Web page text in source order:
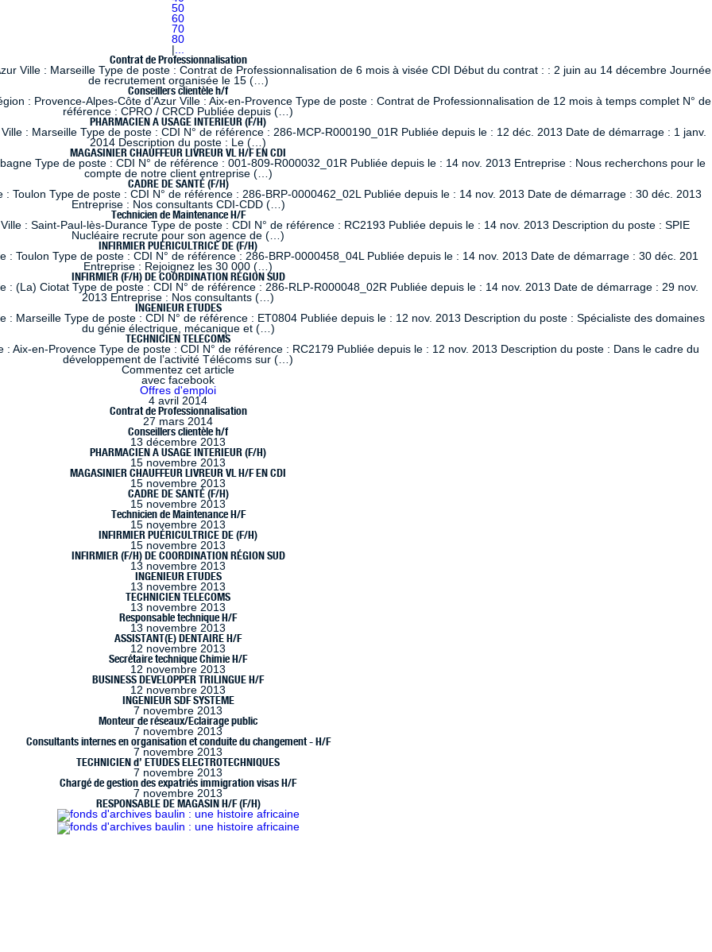
50
60
70
80
...
Contrat de Professionnalisation
Ville : Marseille Type de poste : Contrat de Professionnalisation de 6 mois à visée CDI Début du contrat : : 2 juin au 14 décembre Journée
de recrutement organisée le 15 (…)
Conseillers clientèle h/f
: Provence-Alpes-Côte d’Azur Ville : Aix-en-Provence Type de poste : Contrat de Professionnalisation de 12 mois à temps complet N° de
référence : CPRO / CRCD Publiée depuis (…)
PHARMACIEN A USAGE INTERIEUR (F/H)
: Marseille Type de poste : CDI N° de référence : 286-MCP-R000190_01R Publiée depuis le : 12 déc. 2013 Date de démarrage : 1 janv.
2014 Description du poste : Le (…)
MAGASINIER CHAUFFEUR LIVREUR VL H/F EN CDI
Type de poste : CDI N° de référence : 001-809-R000032_01R Publiée depuis le : 14 nov. 2013 Entreprise : Nous recherchons pour le
compte de notre client entreprise (…)
CADRE DE SANTÉ (F/H)
Toulon Type de poste : CDI N° de référence : 286-BRP-0000462_02L Publiée depuis le : 14 nov. 2013 Date de démarrage : 30 déc. 2013
Entreprise : Nos consultants CDI-CDD (…)
Technicien de Maintenance H/F
: Saint-Paul-lès-Durance Type de poste : CDI N° de référence : RC2193 Publiée depuis le : 14 nov. 2013 Description du poste : SPIE
Nucléaire recrute pour son agence de (…)
INFIRMIER PUÉRICULTRICE DE (F/H)
: Toulon Type de poste : CDI N° de référence : 286-BRP-0000458_04L Publiée depuis le : 14 nov. 2013 Date de démarrage : 30 déc. 201
Entreprise : Rejoignez les 30 000 (…)
INFIRMIER (F/H) DE COORDINATION RÉGION SUD
: (La) Ciotat Type de poste : CDI N° de référence : 286-RLP-R000048_02R Publiée depuis le : 14 nov. 2013 Date de démarrage : 29 nov.
2013 Entreprise : Nos consultants (…)
INGENIEUR ETUDES
: Marseille Type de poste : CDI N° de référence : ET0804 Publiée depuis le : 12 nov. 2013 Description du poste : Spécialiste des domaines
du génie électrique, mécanique et (…)
TECHNICIEN TELECOMS
Aix-en-Provence Type de poste : CDI N° de référence : RC2179 Publiée depuis le : 12 nov. 2013 Description du poste : Dans le cadre du
développement de l’activité Télécoms sur (…)
Commentez cet article
avec facebook
Offres d'emploi
4 avril 2014
Contrat de Professionnalisation
27 mars 2014
Conseillers clientèle h/f
13 décembre 2013
PHARMACIEN A USAGE INTERIEUR (F/H)
15 novembre 2013
MAGASINIER CHAUFFEUR LIVREUR VL H/F EN CDI
15 novembre 2013
CADRE DE SANTÉ (F/H)
15 novembre 2013
Technicien de Maintenance H/F
15 novembre 2013
INFIRMIER PUÉRICULTRICE DE (F/H)
15 novembre 2013
INFIRMIER (F/H) DE COORDINATION RÉGION SUD
13 novembre 2013
INGENIEUR ETUDES
13 novembre 2013
TECHNICIEN TELECOMS
13 novembre 2013
Responsable technique H/F
13 novembre 2013
ASSISTANT(E) DENTAIRE H/F
12 novembre 2013
Secrétaire technique Chimie H/F
12 novembre 2013
BUSINESS DEVELOPPER TRILINGUE H/F
12 novembre 2013
INGENIEUR SDF SYSTEME
7 novembre 2013
Monteur de réseaux/Eclairage public
7 novembre 2013
Consultants internes en organisation et conduite du changement - H/F
7 novembre 2013
TECHNICIEN d’ ETUDES ELECTROTECHNIQUES
7 novembre 2013
Chargé de gestion des expatriés immigration visas H/F
7 novembre 2013
RESPONSABLE DE MAGASIN H/F (F/H)